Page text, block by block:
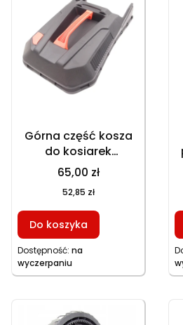
Górna część kosza
do kosiarek
GT150NKS GT153NBKS
GT153NEKS
HKS253NE, część
zamienna
65,00 zł
52,85 zł
Do koszyka
Dostępność: na
wyczerpaniu